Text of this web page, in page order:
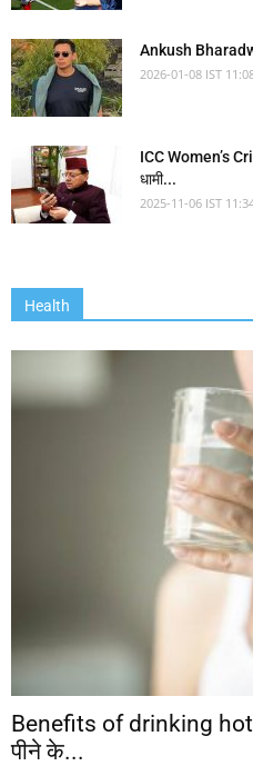
Ankush
2026-01-08 IST
ICC Women’s
धामी...
2025-11-06 IST
Health
Benefits of drinking hot
पीने के...